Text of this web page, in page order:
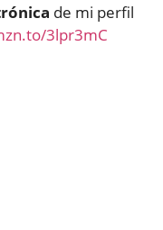
de mi perfil
3lpr3mC